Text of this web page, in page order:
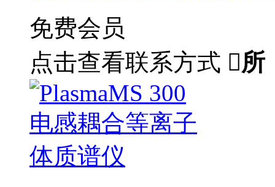
免费会员
点击查看联系方式 所